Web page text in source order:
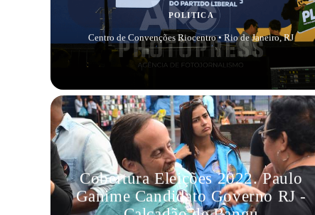
POLITICA
Centro de Convenções Riocentro • Rio de Janeiro, RJ
Cobertura Eleições 2022. Paulo
Ganime Candidato Governo RJ -